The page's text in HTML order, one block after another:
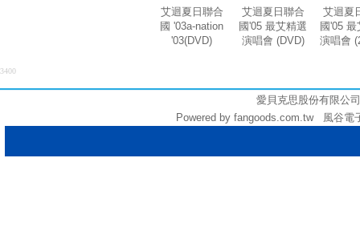
艾迴夏日聯合
國 '03a-nation
'03(DVD)
艾迴夏日聯合
國'05 最艾精選
演唱會 (DVD)
艾迴夏
國'05
演唱會
3400
愛貝克思股份有限
Powered by fangoods.com.tw 風谷電子商